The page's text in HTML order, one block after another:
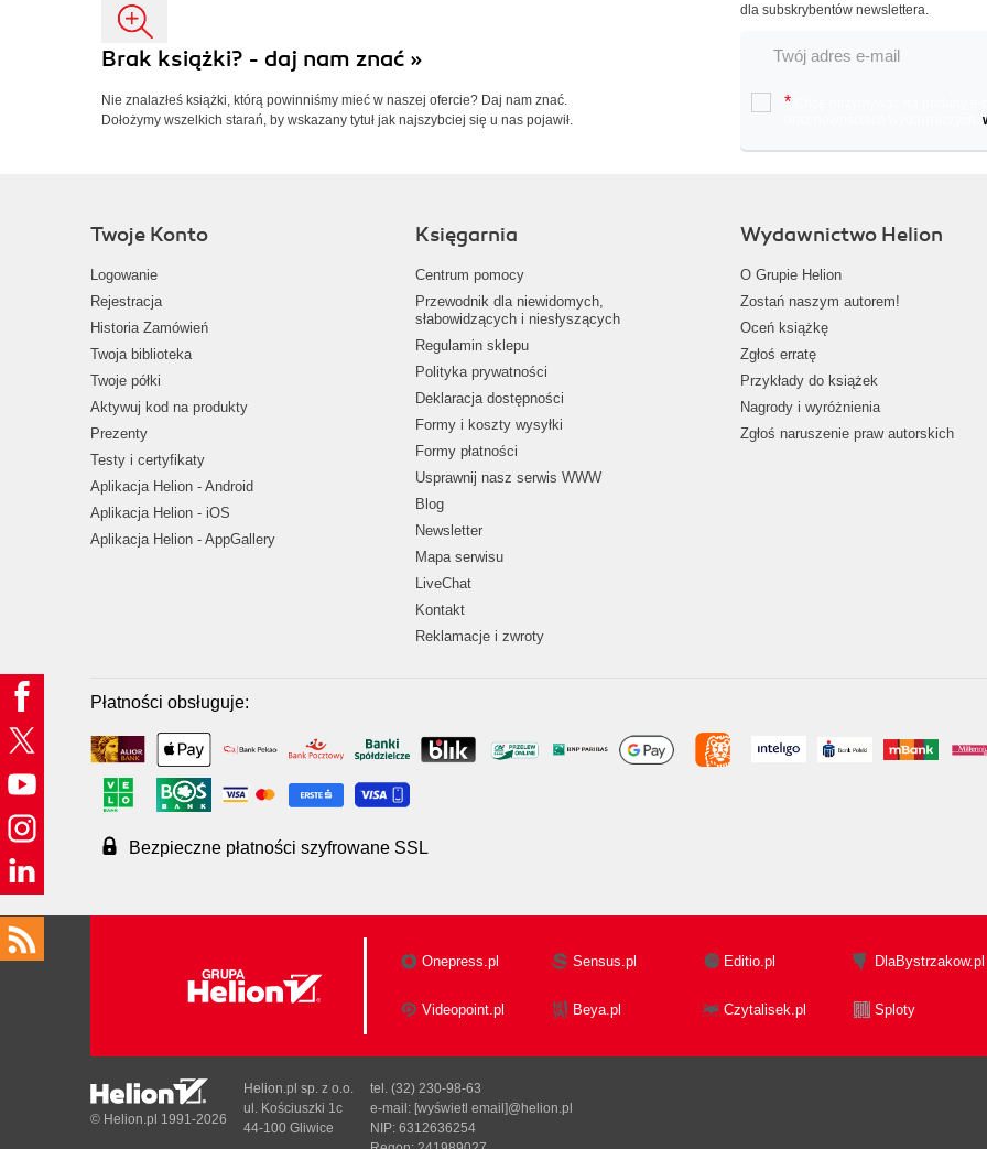
Brak książki? - daj nam znać »
Nie znalazłeś książki, którą powinniśmy mieć w naszej ofercie? Daj nam znać.
Dołożymy wszelkich starań, by wskazany tytuł jak najszybciej się u nas pojawił.
dla subskrybentów newslettera.
*
Twoje Konto
Logowanie
Rejestracja
Historia Zamówień
Twoja biblioteka
Twoje półki
Aktywuj kod na produkty
Prezenty
Testy i certyfikaty
Aplikacja Helion - Android
Aplikacja Helion - iOS
Aplikacja Helion - AppGallery
Księgarnia
Centrum pomocy
Przewodnik dla niewidomych,
słabowidzących i niesłyszących
Regulamin sklepu
Polityka prywatności
Deklaracja dostępności
Formy i koszty wysyłki
Formy płatności
Usprawnij nasz serwis WWW
Blog
Newsletter
Mapa serwisu
LiveChat
Kontakt
Reklamacje i zwroty
Wydawnictwo Helion
O Grupie Helion
Zostań naszym autorem!
Oceń książkę
Zgłoś erratę
Przykłady do książek
Nagrody i wyróżnienia
Zgłoś naruszenie praw autorskich
Płatności obsługuje:
Bezpieczne płatności szyfrowane SSL
Onepress.pl Sensus.pl Editio.pl DlaBystrzakow.pl
Videopoint.pl Beya.pl Czytalisek.pl Sploty
© Helion.pl 1991-2026
Helion.pl sp. z o.o.
ul. Kościuszki 1c
44-100 Gliwice
tel. (32) 230-98-63
e-mail: [wyświetl email]@helion.pl
NIP: 6312636254